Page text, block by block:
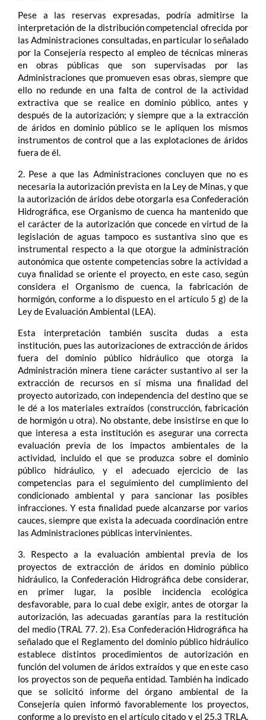
Pese a las reservas expresadas, podría admitirse la
interpretación de la distribución competencial ofrecida por
las Administraciones consultadas, en particular lo señalado
por la Consejería respecto al empleo de técnicas mineras
en obras públicas que son supervisadas por las
Administraciones que promueven esas obras, siempre que
ello no redunde en una falta de control de la actividad
extractiva que se realice en dominio público, antes y
después de la autorización; y siempre que a la extracción
de áridos en dominio público se le apliquen los mismos
instrumentos de control que a las explotaciones de áridos
fuera de él.
2. Pese a que las Administraciones concluyen que no es
necesaria la autorización prevista en la Ley de Minas, y que
la autorización de áridos debe otorgarla esa Confederación
Hidrográfica, ese Organismo de cuenca ha mantenido que
el carácter de la autorización que concede en virtud de la
legislación de aguas tampoco es sustantiva sino que es
instrumental respecto a la que otorgue la administración
autonómica que ostente competencias sobre la actividad a
cuya finalidad se oriente el proyecto, en este caso, según
considera el Organismo de cuenca, la fabricación de
hormigón, conforme a lo dispuesto en el artículo 5 g) de la
Ley de Evaluación Ambiental (LEA).
Esta interpretación también suscita dudas a esta
institución, pues las autorizaciones de extracción de áridos
fuera del dominio público hidráulico que otorga la
Administración minera tiene carácter sustantivo al ser la
extracción de recursos en sí misma una finalidad del
proyecto autorizado, con independencia del destino que se
le dé a los materiales extraídos (construcción, fabricación
de hormigón u otra). No obstante, debe insistirse en que lo
que interesa a esta institución es asegurar una correcta
evaluación previa de los impactos ambientales de la
actividad, incluido el que se produzca sobre el dominio
público hidráulico, y el adecuado ejercicio de las
competencias para el seguimiento del cumplimiento del
condicionado ambiental y para sancionar las posibles
infracciones. Y esta finalidad puede alcanzarse por varios
cauces, siempre que exista la adecuada coordinación entre
las Administraciones públicas intervinientes.
3. Respecto a la evaluación ambiental previa de los
proyectos de extracción de áridos en dominio público
hidráulico, la Confederación Hidrográfica debe considerar,
en primer lugar, la posible incidencia ecológica
desfavorable, para lo cual debe exigir, antes de otorgar la
autorización, las adecuadas garantías para la restitución
del medio (TRAL 77. 2). Esa Confederación Hidrográfica ha
señalado que el Reglamento del dominio público hidráulico
establece distintos procedimientos de autorización en
función del volumen de áridos extraídos y que en este caso
los proyectos son de pequeña entidad. También ha indicado
que se solicitó informe del órgano ambiental de la
Consejería quien informó favorablemente los proyectos,
conforme a lo previsto en el artículo citado y el 25.3 TRLA.